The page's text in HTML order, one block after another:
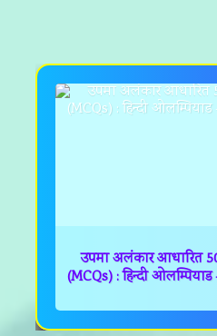
उपमा अलंकार आधारित
(MCQs) : हिन्दी